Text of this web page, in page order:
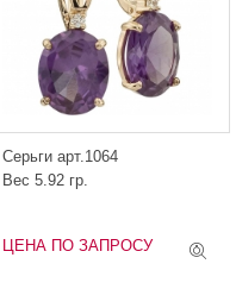
Серьги арт.1064
Вес 5.92 гр.
ЦЕНА ПО ЗАПРОСУ